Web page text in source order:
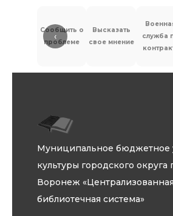
‹
Сообщить о
проблеме
Высказать
свое мнение
служба
Муниципальное бюджетное
культуры городского округа
Воронеж «Централизованная
библиотечная система»